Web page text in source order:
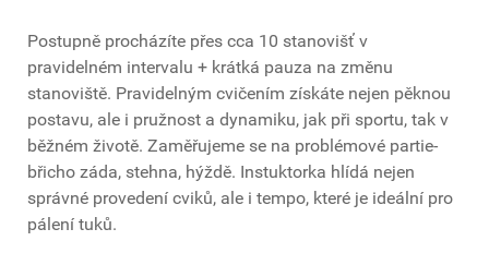
Postupně procházíte přes cca 10 stanovišť v
pravidelném intervalu + krátká pauza na změnu
stanoviště. Pravidelným cvičením získáte nejen pěknou
postavu, ale i pružnost a dynamiku, jak při sportu, tak v
běžném životě. Zaměřujeme se na problémové partie-
břicho záda, stehna, hýždě. Instuktorka hlídá nejen
správné provedení cviků, ale i tempo, které je ideální pro
pálení tuků.